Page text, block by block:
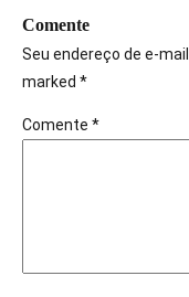
Comente
Seu endereço de e-
marked *
Comente *